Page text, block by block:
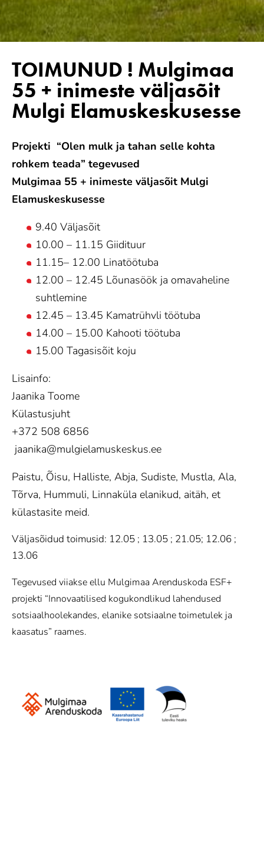
TOIMUNUD ! Mulgimaa
55 + inimeste väljasõit
Mulgi Elamuskeskusesse
Projekti “Olen mulk ja tahan selle kohta
rohkem teada” tegevused
Mulgimaa 55 + inimeste väljasõit Mulgi
Elamuskeskusesse
9.40 Väljasõit
10.00 – 11.15 Giidituur
11.15– 12.00 Linatöötuba
12.00 – 12.45 Lõunasöök ja omavaheline
suhtlemine
12.45 – 13.45 Kamatrühvli töötuba
14.00 – 15.00 Kahooti töötuba
15.00 Tagasisõit koju
Lisainfo:
Jaanika Toome
Külastusjuht
+372 508 6856
jaanika@mulgielamuskeskus.ee
Paistu, Õisu, Halliste, Abja, Sudiste, Mustla, Ala,
Tõrva, Hummuli, Linnaküla elanikud, aitäh, et
külastasite meid.
Väljasõidud toimusid: 12.05 ; 13.05 ; 21.05; 12.06 ;
13.06
Tegevused viiakse ellu Mulgimaa Arenduskoda ESF+
projekti “Innovaatilised kogukondlikud lahendused
sotsiaalhoolekandes, elanike sotsiaalne toimetulek ja
kaasatus” raames.